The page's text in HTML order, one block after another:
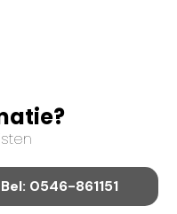
Bel: 0546-861151